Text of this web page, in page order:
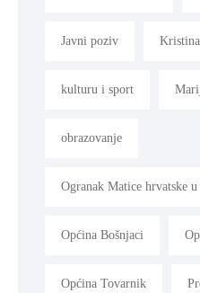
Javni poziv
kulturu i sport
obrazovanje
Ogranak Matice hrvatske
Općina Bošnjaci
Općina Tovarnik